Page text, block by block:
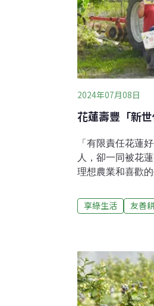
2024年07月08日
花蓮壽豐「新
「有限責任花蓮
人，卻一同被花
理想農業和喜歡
樸門的工作坊理
觀自然農法的耕
產、研發加工商
和農特產品的活
們的共識就是導
設備和研究改良
享綠生活 友善